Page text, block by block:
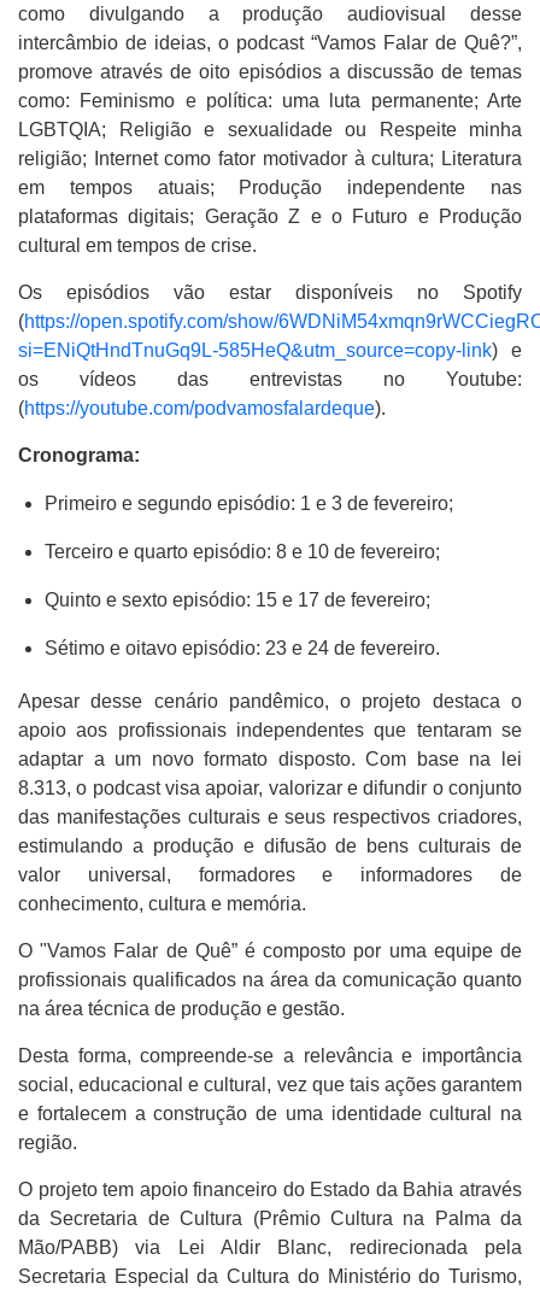
como divulgando a produção audiovisual desse
intercâmbio de ideias, o podcast “Vamos Falar de Quê?”,
promove através de oito episódios a discussão de temas
como: Feminismo e política: uma luta permanente; Arte
LGBTQIA; Religião e sexualidade ou Respeite minha
religião; Internet como fator motivador à cultura; Literatura
em tempos atuais; Produção independente nas
plataformas digitais; Geração Z e o Futuro e Produção
cultural em tempos de crise.
Os episódios vão estar disponíveis no Spotify
(https://open.spotify.com/show/
si=ENiQtHndTnuGq9L-585HeQ&utm_source=copy-link) e
os vídeos das entrevistas no Youtube:
(https://youtube.com/podvamosfalardeque).
Cronograma:
Primeiro e segundo episódio: 1 e 3 de fevereiro;
Terceiro e quarto episódio: 8 e 10 de fevereiro;
Quinto e sexto episódio: 15 e 17 de fevereiro;
Sétimo e oitavo episódio: 23 e 24 de fevereiro.
Apesar desse cenário pandêmico, o projeto destaca o
apoio aos profissionais independentes que tentaram se
adaptar a um novo formato disposto. Com base na lei
8.313, o podcast visa apoiar, valorizar e difundir o conjunto
das manifestações culturais e seus respectivos criadores,
estimulando a produção e difusão de bens culturais de
valor universal, formadores e informadores de
conhecimento, cultura e memória.
O "Vamos Falar de Quê” é composto por uma equipe de
profissionais qualificados na área da comunicação quanto
na área técnica de produção e gestão.
Desta forma, compreende-se a relevância e importância
social, educacional e cultural, vez que tais ações garantem
e fortalecem a construção de uma identidade cultural na
região.
O projeto tem apoio financeiro do Estado da Bahia através
da Secretaria de Cultura (Prêmio Cultura na Palma da
Mão/PABB) via Lei Aldir Blanc, redirecionada pela
Secretaria Especial da Cultura do Ministério do Turismo,